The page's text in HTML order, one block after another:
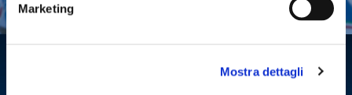
Marketing
Mostra dettagli